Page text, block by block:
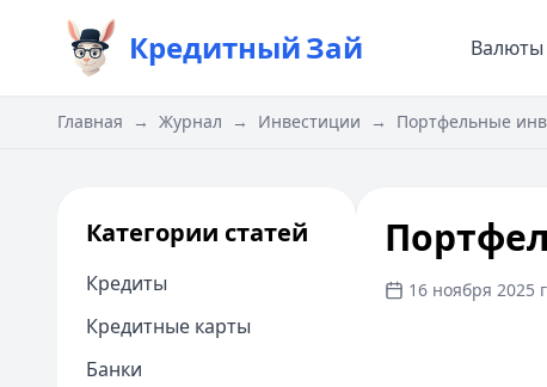
КредитныйЗай Валюты
Главная → Журнал → Инвестиции → Портфельные
Категории статей
Кредиты
Кредитные карты
Банки
16 ноября 2025